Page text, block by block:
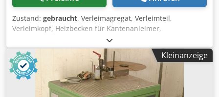
Zustand: gebraucht, Verleimagregat, Verleimteil,
Verleimkopf, Heizbecken für Kantenanleimer,
Kantenanleimmaschine -Hersteller: Brandt, Aggregat aus
Kantenanleimmaschine BRANDT KS 25 -Motor. Groschopp
0,25 kW / 2800 U/min -Getriebe: i 12 / 233 U/min
Chjdpfsgylrpjx Akvea -Abmessung ges. 560/340/265 mm -
Gewicht ges.: 28 kg
Kleinanzeige